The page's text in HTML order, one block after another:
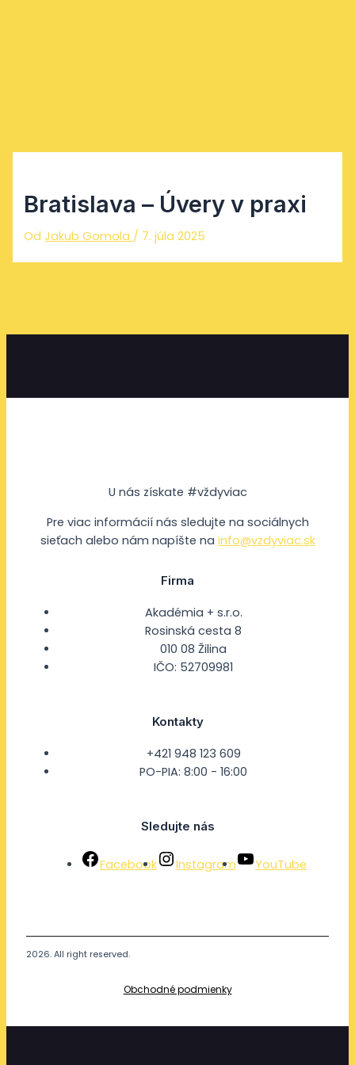
Bratislava – Úvery v praxi
Od Jakub Gomola / 7. júla 2025
U nás získate #vždyviac
Pre viac informácií nás sledujte na sociálnych
sieťach alebo nám napíšte na info@vzdyviac.sk
Firma
Akadémia + s.r.o.
Rosinská cesta 8
010 08 Žilina
IČO: 52709981
Kontakty
+421 948 123 609
PO-PIA: 8:00 - 16:00
Sledujte nás
Facebook Instagram YouTube
2026. All right reserved.
Obchodné podmienky